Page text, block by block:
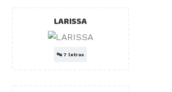
LARISSA
🔤 7 letras